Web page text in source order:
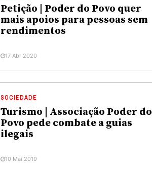
Petição | Poder do Povo quer
mais apoios para pessoas sem
rendimentos
17 Abr 2020
SOCIEDADE
Turismo | Associação Poder do
Povo pede combate a guias
ilegais
10 Mai 2019